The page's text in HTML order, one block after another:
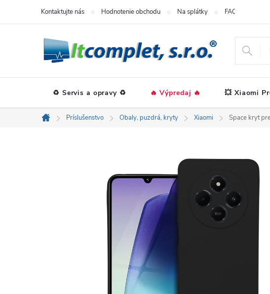
Kontaktujte nás Hodnotenie obchodu Na splátky FAQ
♻️ Servis a opravy ♻️ 🔥 Výpredaj 🔥 💥 Xiaomi
Domov
Príslušenstvo Obaly, puzdrá, kryty Xiaomi Space kryt